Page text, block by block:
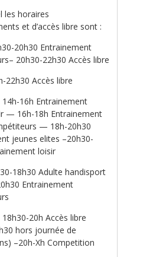
les horaires
et d’accès libre sont :
20h30 Entrainement
20h30-22h30 Accès libre
22h30 Accès libre
14h-16h Entrainement
— 16h-18h Entrainement
— 18h-20h30
jeunes elites –20h30-
loisir
18h30 Adulte handisport
Entrainement
18h30-20h Accès libre
hors journée de
–20h-Xh Competition